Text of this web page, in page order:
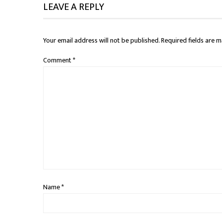
LEAVE A REPLY
Your email address will not be published.Required fields are
Comment*
Name*